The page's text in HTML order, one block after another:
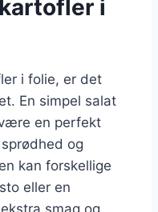
i
i folie, er det
En simpel salat
en perfekt
og
kan forskellige
eller en
smag og